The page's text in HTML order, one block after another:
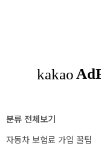
분류 전체보기
자동차 보험료 가입 꿀팁